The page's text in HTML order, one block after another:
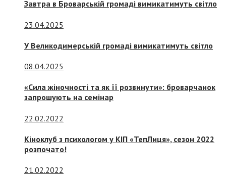
Завтра в Броварській громаді вимикатимуть світло
23.04.2025
У Великодимерській громаді вимикатимуть світло
08.04.2025
«Сила жіночності та як її розвинути»: броварчанок
запрошують на семінар
22.02.2022
Кіноклуб з психологом у КІП «ТепЛиця», сезон 2022
розпочато!
21.02.2022